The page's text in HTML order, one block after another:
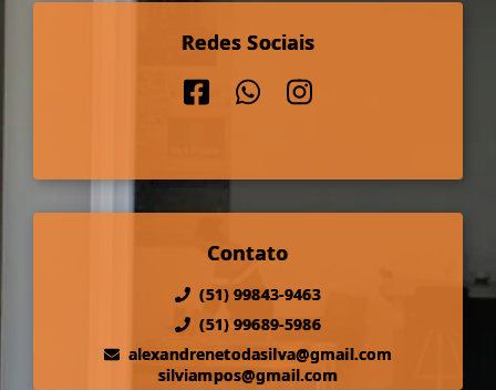
Redes Sociais
Contato
(51) 99843-9463
(51) 99689-5986
alexandrenetodasilva@gmail.com
silviampos@gmail.com